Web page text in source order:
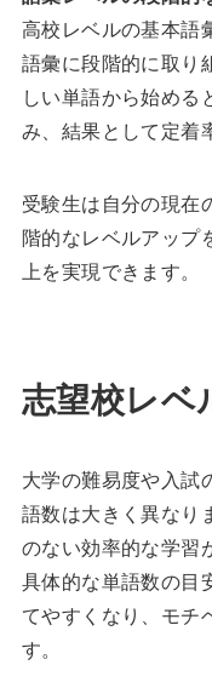
高校レベルの基本語
語彙に段階的に取り
しい単語から始める
み、結果として定着
受験生は自分の現在
階的なレベルアップ
上を実現できます。
志望校レベ
大学の難易度や入試
語数は大きく異なり
のない効率的な学習
具体的な単語数の目
てやすくなり、モチ
す。